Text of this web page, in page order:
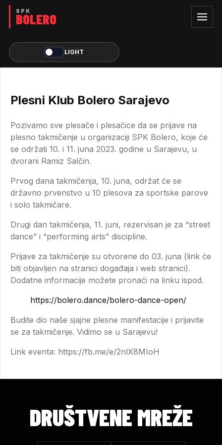
LIGHT
Plesni Klub Bolero Sarajevo
Pozivamo sve plesače i plesačice da se prijave na
plesno takmičenje u organizaciji SPK Bolero, koje će
se održati 10. i 11. juna 2023. godine u Sarajevu, u
dvorani Ramiz Salčin.
Prvog dana takmičenja, 10. juna, održat će se
državno prvenstvo u 10 plesova za sportske parove
i solo takmičare.
Drugi dan takmičenja, 11. juni, rezervisan je za “street
dance” i “performing arts” discipline.
Prijave za takmičenje su otvorene do 03. juna (link će
biti objavljen na stranici događaja i web stranici).
Dodatne informacije možete pronaći na linku ispod.
https://bolero.dance/bolero-dance-open/
Budite dio naše sjajne plesne manifestacije i prijavite
se za takmičenje. Vidimo se u Sarajevu!
Link eventa: https://fb.me/e/2nlX8MIoH
DRUŠTVENE MREŽE